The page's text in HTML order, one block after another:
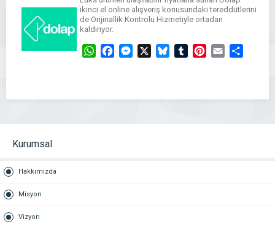
ikinci el online alışveriş konusundaki tereddütlerini
de Orijinallik Kontrolü Hizmetiyle ortadan
kaldırıyor.
WhatsAppFacebookMessengerBlueskyTumblrPinterest
Email
Kurumsal
Hakkımızda
Misyon
Vizyon